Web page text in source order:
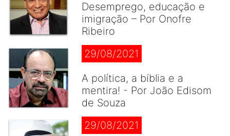
Desemprego, educação e
imigração – Por Onofre
Ribeiro
29/08/2021
A política, a bíblia e a
mentira! - Por João Edisom
de Souza
29/08/2021